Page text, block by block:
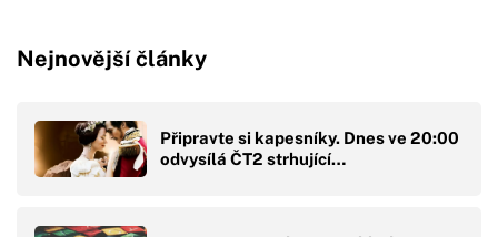
Nejnovější články
Připravte si kapesníky. Dnes ve 20:00
odvysílá ČT2 strhující…